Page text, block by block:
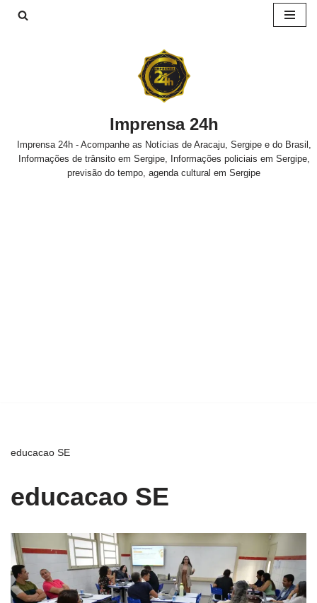
Imprensa 24h
Imprensa 24h - Acompanhe as Notícias de Aracaju, Sergipe e do Brasil,
Informações de trânsito em Sergipe, Informações policiais em Sergipe,
previsão do tempo, agenda cultural em Sergipe
educacao SE
educacao SE